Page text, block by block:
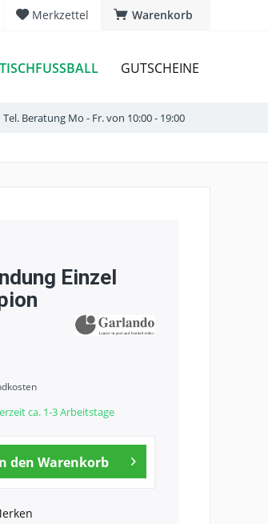
Warenkorb
Merkzettel
TISCHFUSSBALL GUTSCHEINE
Tel. Beratung Mo - Fr. von 10:00 - 19:00
Einzel
ca. 1-3 Arbeitstage
den Warenkorb